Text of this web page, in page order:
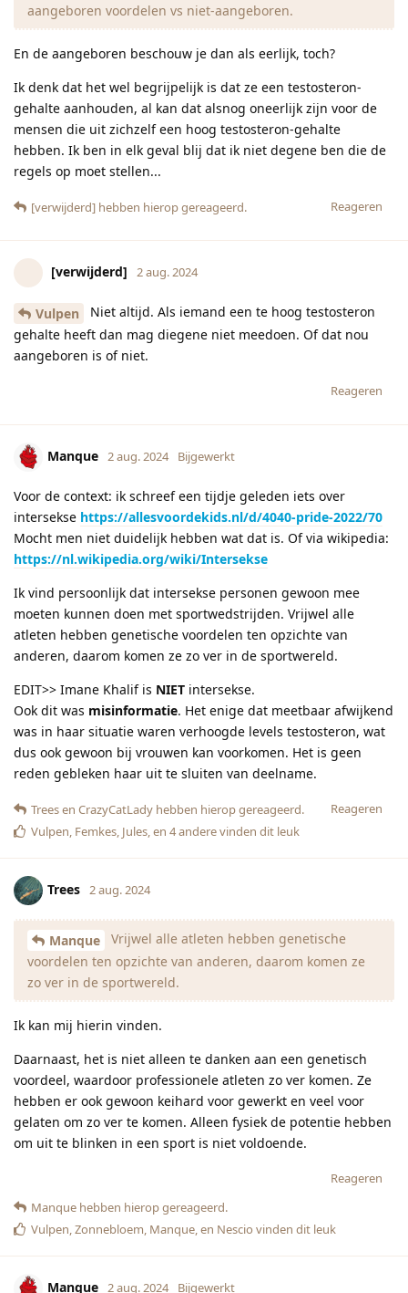
aangeboren voordelen vs niet-aangeboren.
En de aangeboren beschouw je dan als eerlijk, toch?
Ik denk dat het wel begrijpelijk is dat ze een testosteron-
gehalte aanhouden, al kan dat alsnog oneerlijk zijn voor de
mensen die uit zichzelf een hoog testosteron-gehalte
hebben. Ik ben in elk geval blij dat ik niet degene ben die de
regels op moet stellen...
Reageren
[verwijderd] hebben hierop gereageerd.
[verwijderd] 2 aug. 2024
Vulpen
Niet altijd. Als iemand een te hoog testosteron
gehalte heeft dan mag diegene niet meedoen. Of dat nou
aangeboren is of niet.
Reageren
Manque 2 aug. 2024 Bijgewerkt
Voor de context: ik schreef een tijdje geleden iets over
intersekse https://allesvoordekids.nl/d/4040-pride-2022/70
Mocht men niet duidelijk hebben wat dat is. Of via wikipedia:
https://nl.wikipedia.org/wiki/Intersekse
Ik vind persoonlijk dat intersekse personen gewoon mee
moeten kunnen doen met sportwedstrijden. Vrijwel alle
atleten hebben genetische voordelen ten opzichte van
anderen, daarom komen ze zo ver in de sportwereld.
EDIT>> Imane Khalif is NIET intersekse.
Ook dit was misinformatie. Het enige dat meetbaar afwijkend
was in haar situatie waren verhoogde levels testosteron, wat
dus ook gewoon bij vrouwen kan voorkomen. Het is geen
reden gebleken haar uit te sluiten van deelname.
Reageren
Treesen CrazyCatLady hebben hierop gereageerd.
Vulpen, Femkes, Jules, en 4anderevinden dit leuk
Trees 2 aug. 2024
Manque
Vrijwel alle atleten hebben genetische
voordelen ten opzichte van anderen, daarom komen ze
zo ver in de sportwereld.
Ik kan mij hierin vinden.
Daarnaast, het is niet alleen te danken aan een genetisch
voordeel, waardoor professionele atleten zo ver komen. Ze
hebben er ook gewoon keihard voor gewerkt en veel voor
gelaten om zo ver te komen. Alleen fysiek de potentie hebben
om uit te blinken in een sport is niet voldoende.
Reageren
Manque hebben hierop gereageerd.
Vulpen,Zonnebloem, Manque, en Nescio vinden dit leuk
Manque 2 aug. 2024 Bijgewerkt